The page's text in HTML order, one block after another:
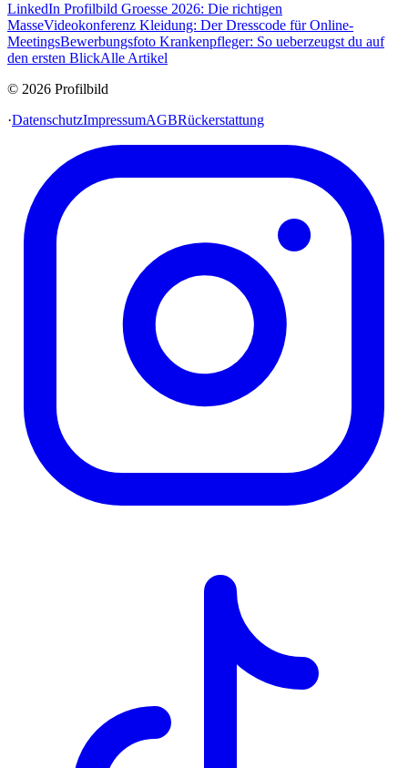
LinkedIn Profilbild Groesse 2026: Die richtigen
MasseVideokonferenz Kleidung: Der Dresscode für Online-
MeetingsBewerbungsfoto Krankenpfleger: So ueberzeugst du auf
den ersten BlickAlle Artikel
© 2026 Profilbild
·DatenschutzImpressumAGBRückerstattung